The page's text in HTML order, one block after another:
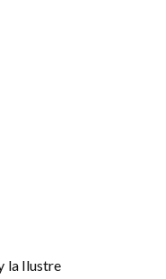
la Ilustre